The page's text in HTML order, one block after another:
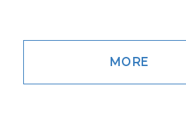
MORE